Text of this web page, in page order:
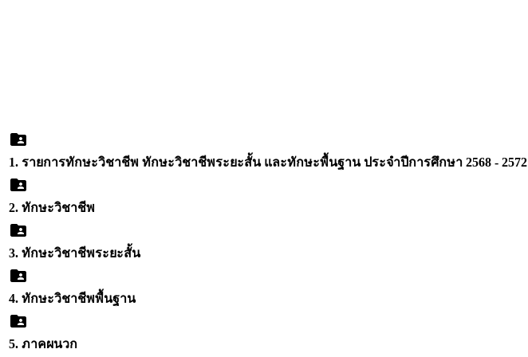
1. รายการทักษะวิชาชีพ ทักษะวิชาชีพระยะสั้น และทักษะพื้นฐาน ประจำปีการศึกษา 2568 - 2572
2. ทักษะวิชาชีพ
3. ทักษะวิชาชีพระยะสั้น
4. ทักษะวิชาชีพพื้นฐาน
5. ภาคผนวก